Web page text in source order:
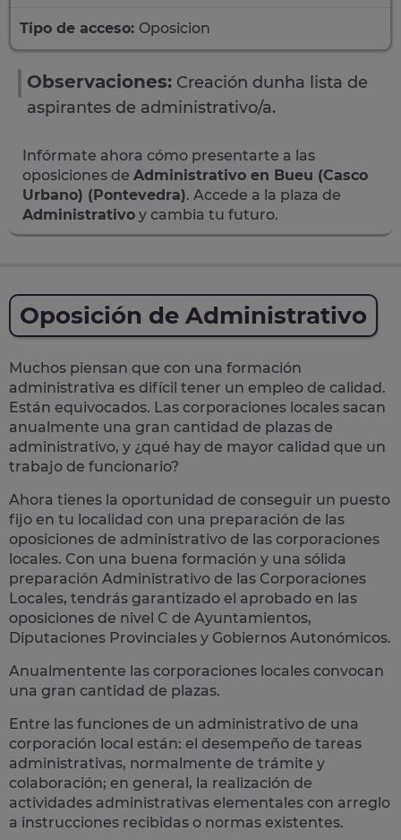
Tipo de acceso: Oposicion
Observaciones: Creación dunha lista de
aspirantes de administrativo/a.
Infórmate ahora cómo presentarte a las
oposiciones de Administrativo en Bueu (Casco
Urbano) (Pontevedra). Accede a la plaza de
Administrativo y cambia tu futuro.
Oposición de Administrativo
Muchos piensan que con una formación
administrativa es difícil tener un empleo de calidad.
Están equivocados. Las corporaciones locales sacan
anualmente una gran cantidad de plazas de
administrativo, y ¿qué hay de mayor calidad que un
trabajo de funcionario?
Ahora tienes la oportunidad de conseguir un puesto
fijo en tu localidad con una preparación de las
oposiciones de administrativo de las corporaciones
locales. Con una buena formación y una sólida
preparación Administrativo de las Corporaciones
Locales, tendrás garantizado el aprobado en las
oposiciones de nivel C de Ayuntamientos,
Diputaciones Provinciales y Gobiernos Autonómicos.
Anualmentente las corporaciones locales convocan
una gran cantidad de plazas.
Entre las funciones de un administrativo de una
corporación local están: el desempeño de tareas
administrativas, normalmente de trámite y
colaboración; en general, la realización de
actividades administrativas elementales con arreglo
a instrucciones recibidas o normas existentes.